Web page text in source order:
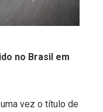
no Brasil em
vez o título de